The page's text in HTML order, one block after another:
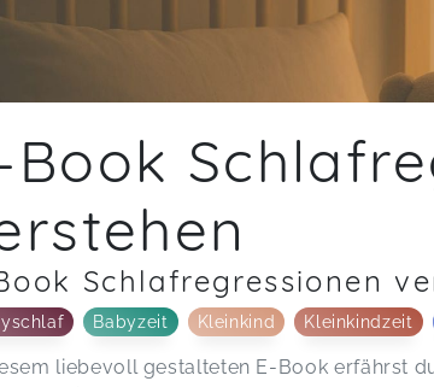
Book
Schlafregressionen
Babyzeit Kleinkind Kleinkindzeit
liebevoll gestalteten E-Book erfährst